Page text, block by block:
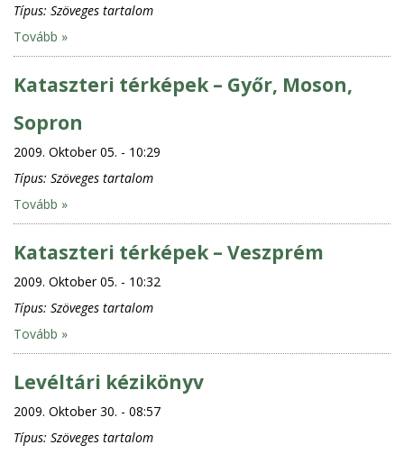
Típus: Szöveges tartalom
Tovább »
Kataszteri térképek – Győr, Moson,
Sopron
2009. Oktober 05. - 10:29
Típus: Szöveges tartalom
Tovább »
Kataszteri térképek – Veszprém
2009. Oktober 05. - 10:32
Típus: Szöveges tartalom
Tovább »
Levéltári kézikönyv
2009. Oktober 30. - 08:57
Típus: Szöveges tartalom